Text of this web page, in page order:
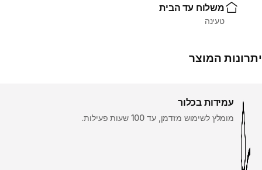
משלוח עד הבית
טעינה
יתרונות המוצר
עמידות בכלור
מומלץ לשימוש מזדמן, עד 100 שעות פעילות.